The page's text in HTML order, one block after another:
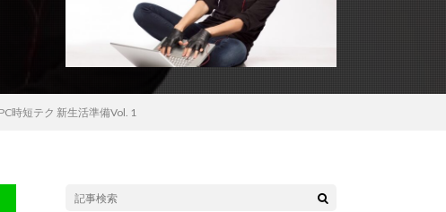
時短テク 新生活準備Vol. 1